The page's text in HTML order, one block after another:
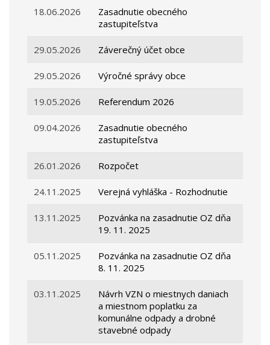
18.06.2026
Zasadnutie obecného
zastupiteľstva
29.05.2026 Záverečný účet obce
29.05.2026 Výročné správy obce
19.05.2026 Referendum 2026
09.04.2026
Zasadnutie obecného
zastupiteľstva
26.01.2026 Rozpočet
24.11.2025 Verejná vyhláška - Rozhodnutie
13.11.2025
Pozvánka na zasadnutie OZ dňa
19. 11. 2025
05.11.2025
Pozvánka na zasadnutie OZ dňa
8. 11. 2025
03.11.2025
Návrh VZN o miestnych daniach
a miestnom poplatku za
komunálne odpady a drobné
stavebné odpady